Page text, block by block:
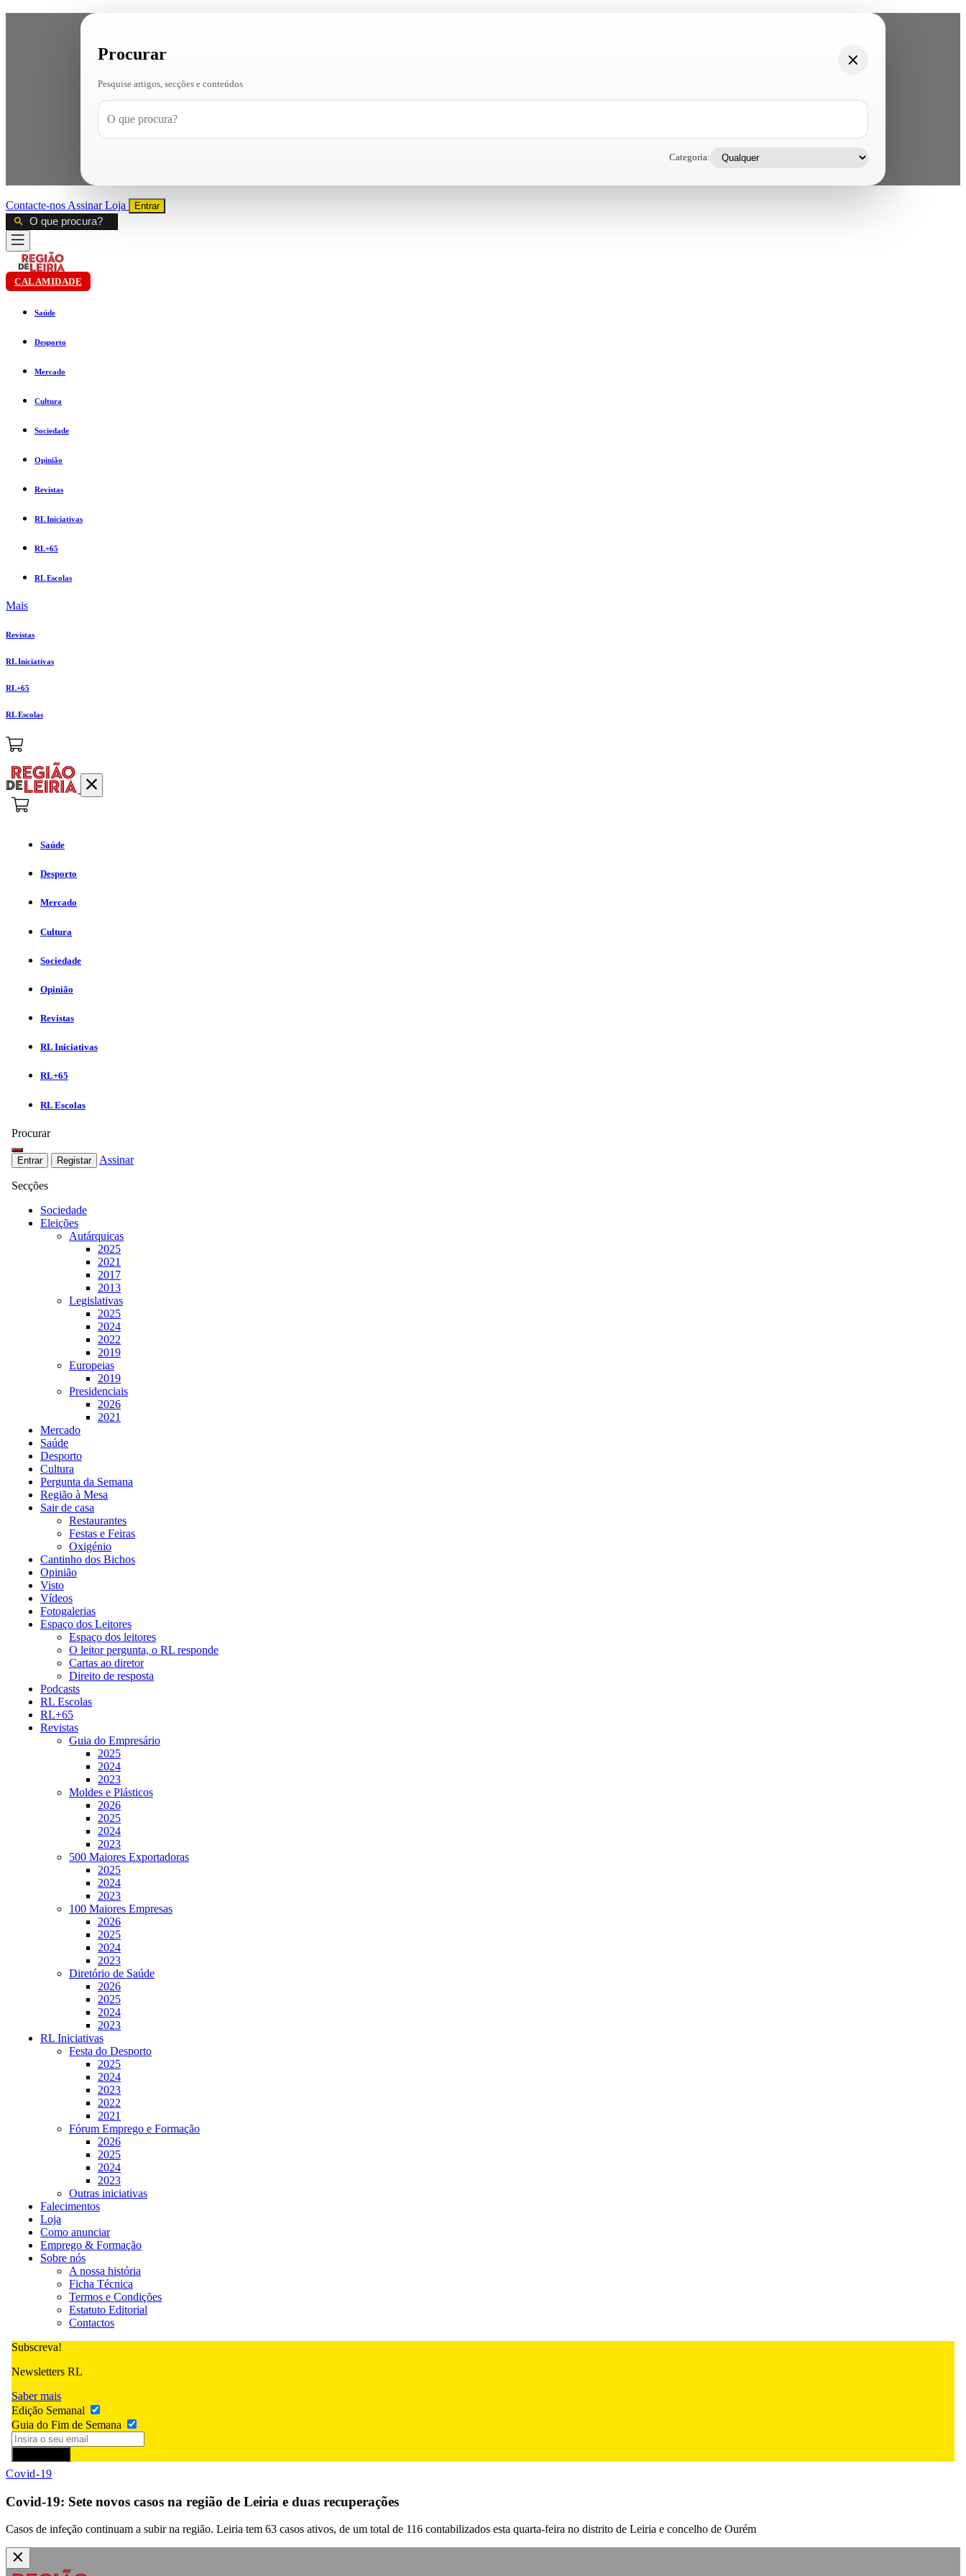
Procurar
Pesquise artigos, secções e conteúdos
Categoria:
Contacte-nos AssinarLoja Entrar
CALAMIDADE
Saúde
Desporto
Mercado
Cultura
Sociedade
Opinião
Revistas
RL Iniciativas
RL+65
RL Escolas
Mais
Revistas
RL Iniciativas
RL+65
RL Escolas
Saúde
Desporto
Mercado
Cultura
Sociedade
Opinião
Revistas
RL Iniciativas
RL+65
RL Escolas
Procurar
Entrar Registar Assinar
Secções
Sociedade
Eleições
Autárquicas
2025
2021
2017
2013
Legislativas
2025
2024
2022
2019
Europeias
2019
Presidenciais
2026
2021
Mercado
Saúde
Desporto
Cultura
Pergunta da Semana
Região à Mesa
Sair de casa
Restaurantes
Festas e Feiras
Oxigénio
Cantinho dos Bichos
Opinião
Visto
Vídeos
Fotogalerias
Espaço dos Leitores
Espaço dos leitores
O leitor pergunta, o RL responde
Cartas ao diretor
Direito de resposta
Podcasts
RL Escolas
RL+65
Revistas
Guia do Empresário
2025
2024
2023
Moldes e Plásticos
2026
2025
2024
2023
500 Maiores Exportadoras
2025
2024
2023
100 Maiores Empresas
2026
2025
2024
2023
Diretório de Saúde
2026
2025
2024
2023
RL Iniciativas
Festa do Desporto
2025
2024
2023
2022
2021
Fórum Emprego e Formação
2026
2025
2024
2023
Outras iniciativas
Falecimentos
Loja
Como anunciar
Emprego & Formação
Sobre nós
A nossa história
Ficha Técnica
Termos e Condições
Estatuto Editorial
Contactos
Subscreva!
Newsletters RL
Saber mais
Edição Semanal
Guia do Fim de Semana
Covid-19
Covid-19: Sete novos casos na região de Leiria e duas recuperações
Casos de infeção continuam a subir na região. Leiria tem 63 casos ativos, de um total de 116 contabilizados esta quarta-feira no distrito de Leiria e concelho de Ourém